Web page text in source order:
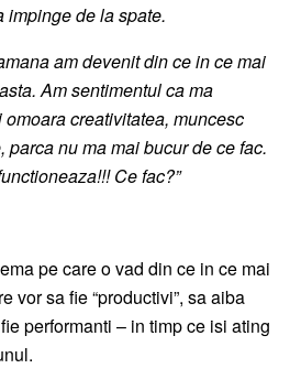
impinge de la spate.
am devenit din ce in ce mai
Am sentimentul ca ma
creativitatea, muncesc
parca nu ma mai bucur de ce fac.
Ce fac?”
pe care o vad din ce in ce mai
vor sa fie “productivi”, sa aiba
performanti – in timp ce isi ating